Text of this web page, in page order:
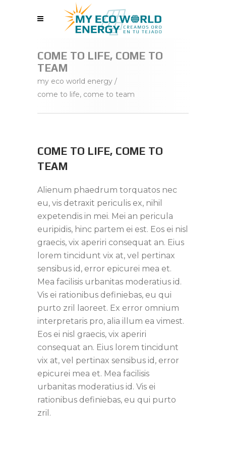
COME TO LIFE, COME TO
TEAM
my eco world energy /
come to life, come to team
COME TO LIFE, COME TO
TEAM
Alienum phaedrum torquatos nec
eu, vis detraxit periculis ex, nihil
expetendis in mei. Mei an pericula
euripidis, hinc partem ei est. Eos ei nisl
graecis, vix aperiri consequat an. Eius
lorem tincidunt vix at, vel pertinax
sensibus id, error epicurei mea et.
Mea facilisis urbanitas moderatius id.
Vis ei rationibus definiebas, eu qui
purto zril laoreet. Ex error omnium
interpretaris pro, alia illum ea vimest.
Eos ei nisl graecis, vix aperiri
consequat an. Eius lorem tincidunt
vix at, vel pertinax sensibus id, error
epicurei mea et. Mea facilisis
urbanitas moderatius id. Vis ei
rationibus definiebas, eu qui purto
zril.